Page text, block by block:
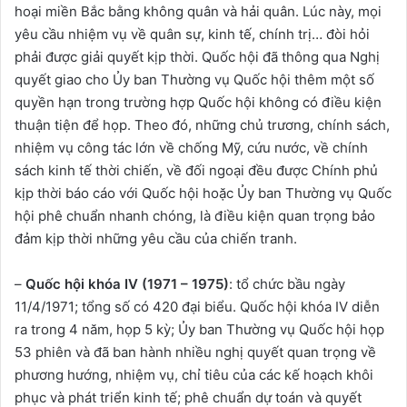
hoại miền Bắc bằng không quân và hải quân. Lúc này, mọi
yêu cầu nhiệm vụ về quân sự, kinh tế, chính trị… đòi hỏi
phải được giải quyết kịp thời. Quốc hội đã thông qua Nghị
quyết giao cho Ủy ban Thường vụ Quốc hội thêm một số
quyền hạn trong trường hợp Quốc hội không có điều kiện
thuận tiện để họp. Theo đó, những chủ trương, chính sách,
nhiệm vụ công tác lớn về chống Mỹ, cứu nước, về chính
sách kinh tế thời chiến, về đối ngoại đều được Chính phủ
kịp thời báo cáo với Quốc hội hoặc Ủy ban Thường vụ Quốc
hội phê chuẩn nhanh chóng, là điều kiện quan trọng bảo
đảm kịp thời những yêu cầu của chiến tranh.
– Quốc hội khóa IV (1971 – 1975): tổ chức bầu ngày
11/4/1971; tổng số có 420 đại biểu. Quốc hội khóa IV diễn
ra trong 4 năm, họp 5 kỳ; Ủy ban Thường vụ Quốc hội họp
53 phiên và đã ban hành nhiều nghị quyết quan trọng về
phương hướng, nhiệm vụ, chỉ tiêu của các kế hoạch khôi
phục và phát triển kinh tế; phê chuẩn dự toán và quyết